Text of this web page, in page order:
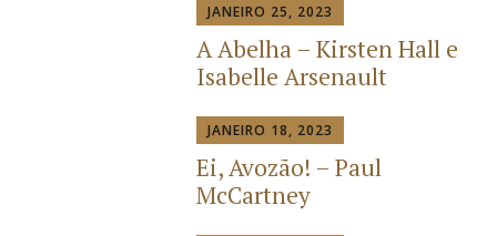
JANEIRO 25, 2023
A Abelha – Kirsten Hall e
Isabelle Arsenault
JANEIRO 18, 2023
Ei, Avozão! – Paul
McCartney